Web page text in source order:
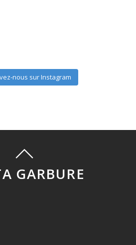
nous sur Instagram
GARBURE